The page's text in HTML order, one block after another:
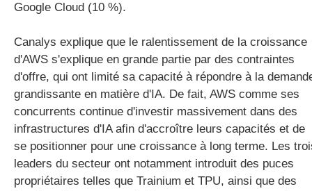
Google Cloud (10 %).
Canalys explique que le ralentissement de la croissance
d'AWS s'explique en grande partie par des contraintes
d'offre, qui ont limité sa capacité à répondre à la
grandissante en matière d'IA. De fait, AWS comme ses
concurrents continue d'investir massivement dans des
infrastructures d'IA afin d'accroître leurs capacités et de
se positionner pour une croissance à long terme. Les
leaders du secteur ont notamment introduit des puces
propriétaires telles que Trainium et TPU, ainsi que des